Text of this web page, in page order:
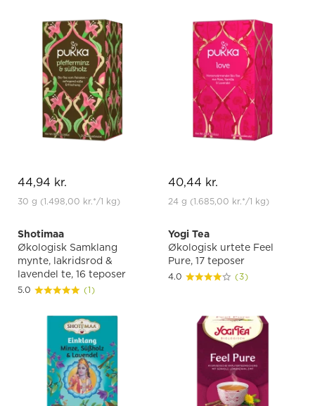
44,94 kr.
30 g (1.498,00 kr.*/1 kg)
40,44 kr.
24 g (1.685,00 kr.*/1 kg)
Shotimaa
Økologisk Samklang
mynte, lakridsrod &
lavendel te, 16 teposer
5.0 (1)
Yogi Tea
Økologisk urtete Feel
Pure, 17 teposer
4.0 (3)